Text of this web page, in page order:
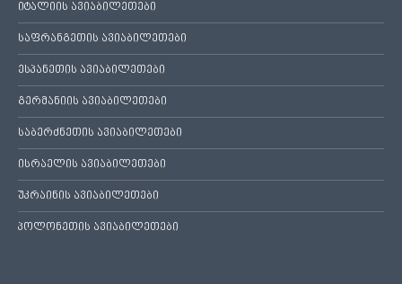
იტალიის ავიაბილეთები
საფრანგეთის ავიაბილეთები
ესპანეთის ავიაბილეთები
გერმანიის ავიაბილეთები
საბერძნეთის ავიაბილეთები
ისრაელის ავიაბილეთები
უკრაინის ავიაბილეთები
პოლონეთის ავიაბილეთები